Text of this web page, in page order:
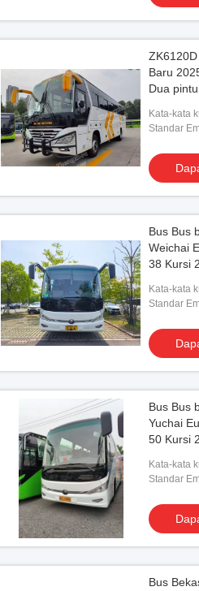
Video
Bus Penumpang Bekas Angkot
ZK6127 55 Seats Travel Bus
Dapatkan Harga Terbaik
Baru
Dua
Kata-kata
Standar
Bus Bus
Weichai
38 Kursi
jemput
Kata-kata
tong
Standar
Bus Bus
Yuchai
50 Kursi
jemput
Kata-kata
tong
Standar
Bus